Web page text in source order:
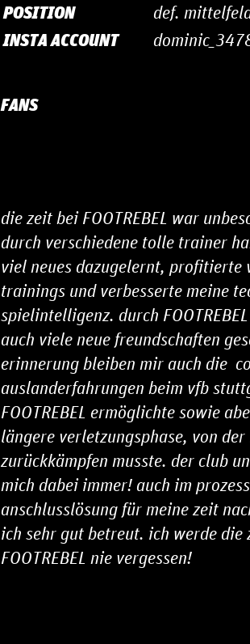
POSITION def.
INSTA ACCOUNT
FANS
die zeit bei FOOTREBEL war
durch verschiedene tolle trainer
viel neues dazugelernt, profitierte
trainings und verbesserte meine
spielintelligenz. durch
auch viele neue freundschaften
erinnerung bleiben mir auch die
auslanderfahrungen beim vfb
FOOTREBEL ermöglichte sowie
längere verletzungsphase, von der
zurückkämpfen musste. der club
mich dabei immer! auch im
anschlusslösung für meine zeit
ich sehr gut betreut. ich werde die
FOOTREBEL nie vergessen!